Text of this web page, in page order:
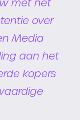
met het
over
Media
aan het
kopers